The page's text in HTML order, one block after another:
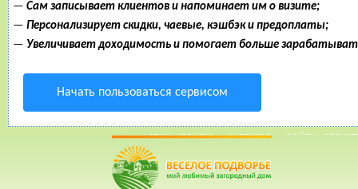
— Сам записывает клиентов и напоминает им о визите;
— Персонализирует скидки, чаевые, кэшбэк и предоплаты;
— Увеличивает доходимость и помогает больше
Начать пользоваться сервисом
23 Май, 2015, 17:59:20
ФОРУМ ПОМОЩЬ КАЛЕНДАРЬ ВОЙТИ